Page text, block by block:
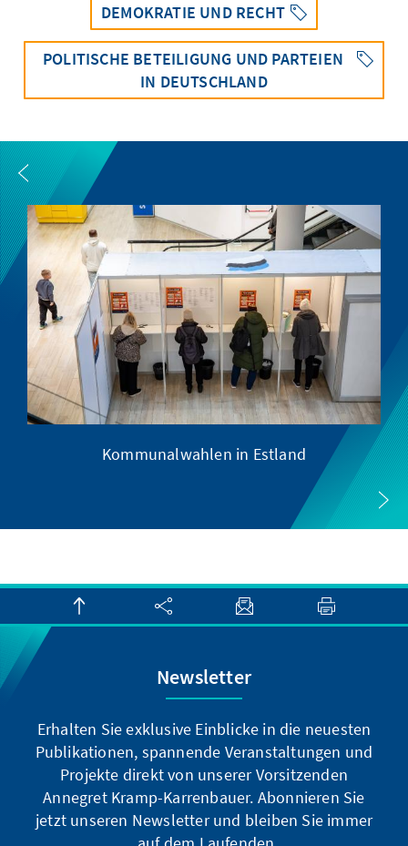
DEMOKRATIE UND RECHT
POLITISCHE BETEILIGUNG UND PARTEIEN
IN DEUTSCHLAND
Kommunalwahlen in Estland
Newsletter
Erhalten Sie exklusive Einblicke in die neuesten
Publikationen, spannende Veranstaltungen und
Projekte direkt von unserer Vorsitzenden
Annegret Kramp-Karrenbauer. Abonnieren Sie
jetzt unseren Newsletter und bleiben Sie immer